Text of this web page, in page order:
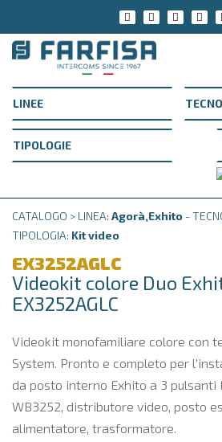
CATALOGO > LINEA: Agorà,Exhito -
TIPOLOGIA: Kit video
EX3252AGLC
Videokit colore Duo
EX3252AGLC
Videokit monofamiliare colore con
System. Pronto e completo per
da posto interno Exhito a 3 pulsanti
WB3252, distributore video, posto
alimentatore, trasformatore.